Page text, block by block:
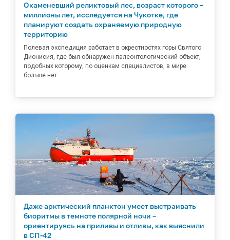
Окаменевший реликтовый лес, возраст которого –
миллионы лет, исследуется на Чукотке, где
планируют создать охраняемую природную
территорию
Полевая экспедиция работает в окрестностях горы Святого
Дионисия, где был обнаружен палеонтологический объект,
подобных которому, по оценкам специалистов, в мире
больше нет
Даже арктический планктон умеет выстраивать
биоритмы в темноте полярной ночи –
ориентируясь на приливы и отливы, как выяснили
в СП-42